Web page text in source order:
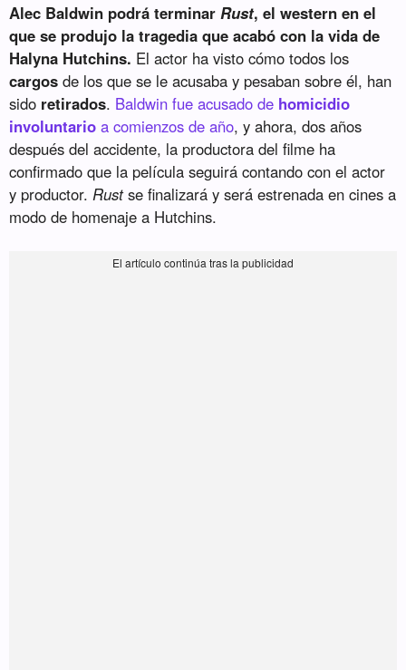
Alec Baldwin podrá terminar Rust, el western en el
que se produjo la tragedia que acabó con la vida de
Halyna Hutchins. El actor ha visto cómo todos los
cargos de los que se le acusaba y pesaban sobre él, han
sido retirados. Baldwin fue acusado de homicidio
involuntario a comienzos de año, y ahora, dos años
después del accidente, la productora del filme ha
confirmado que la película seguirá contando con el actor
y productor. Rustse finalizará y será estrenada en cines a
modo de homenaje a Hutchins.